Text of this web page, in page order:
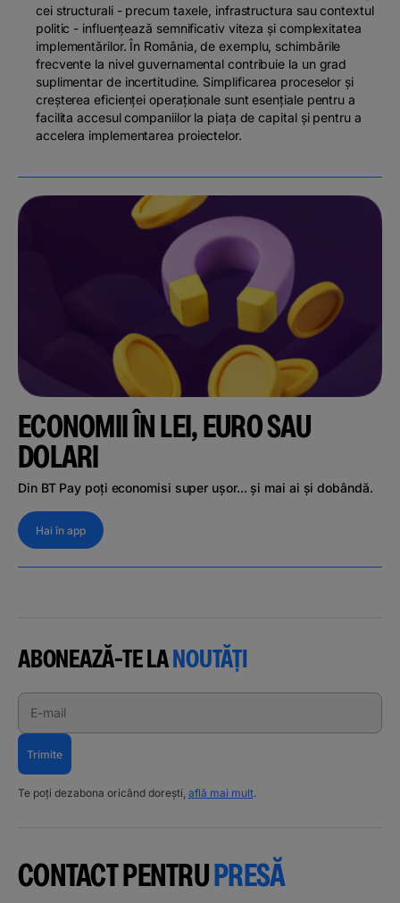
cei structurali - precum taxele, infrastructura sau contextul
politic - influențează semnificativ viteza și complexitatea
implementărilor. În România, de exemplu, schimbările
frecvente la nivel guvernamental contribuie la un grad
suplimentar de incertitudine. Simplificarea proceselor și
creșterea eficienței operaționale sunt esențiale pentru a
facilita accesul companiilor la piața de capital și pentru a
accelera implementarea proiectelor.
ECONOMII ÎN LEI, EURO SAU
DOLARI
Din BT Pay poți economisi super ușor... și mai ai și dobândă.
Hai în app
ABONEAZĂ-TE LANOUTĂȚI
E-mail
Trimite
Te poți dezabona oricând dorești, află mai mult.
CONTACT PENTRUPRESĂ